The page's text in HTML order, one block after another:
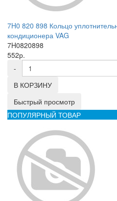
7H0 820 898 Кольцо
кондиционера VAG
7H0820898
552р.
-
В КОРЗИНУ
Быстрый просмотр
ПОПУЛЯРНЫЙ ТОВАР